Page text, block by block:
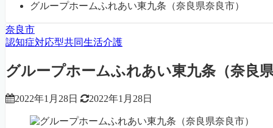
グループホームふれあい東九条（奈良県奈良市）
奈良市
認知症対応型共同生活介護
グループホームふれあい東九条（奈良県
2022年1月28日 2022年1月28日